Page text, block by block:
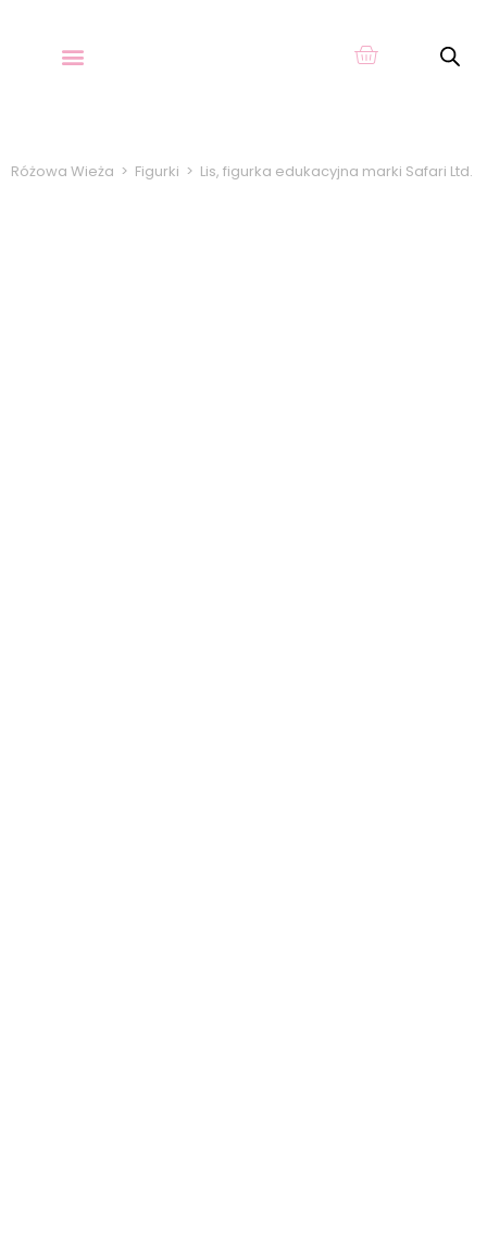
Różowa Wieża > Figurki > Lis, figurka edukacyjna marki Safari Ltd.